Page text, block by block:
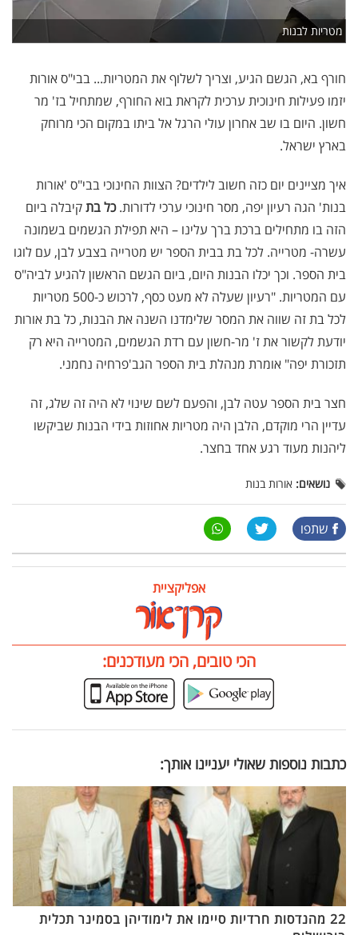
מטריות לבנות
חורף בא, הגשם הגיע, וצריך לשלוף את המטריות... בבי"ס אורות
יזמו פעילות חינוכית ערכית לקראת בוא החורף, שמתחיל בז' מר
חשון. היום בו שב אחרון עולי הרגל אל ביתו במקום הכי מרוחק
בארץ ישראל.
איך מציינים יום כזה חשוב לילדים? הצוות החינוכי בבי"ס 'אורות
בנות' הגה רעיון יפה, מסר חינוכי ערכי לדורות.כל בתקיבלה ביום
הזה בו מתחילים ברכת ברך עלינו – היא תפילת הגשמים בשמונה
עשרה- מטרייה. לכל בת בבית הספר יש מטרייה בצבע לבן, עם לוגו
בית הספר. וכך יכלו הבנות היום, ביום הגשם הראשון להגיע לביה"ס
עם המטריות. "רעיון שעלה לא מעט כסף, לרכוש כ-500 מטריות
לכל בת זה שווה את המסר שלימדנו השנה את הבנות, כל בת אורות
יודעת לקשור את ז' מר-חשון עם רדת הגשמים, המטרייה היא רק
תזכורת יפה" אומרת מנהלת בית הספר הגב'פרחיה נחמני.
חצר בית הספר עטה לבן, והפעם לשם שינוי לא היה זה שלג, זה
עדיין הרי מוקדם, הלבן היה מטריות אחוזות בידי הבנות שביקשו
ליהנות מעוד רגע אחד בחצר.
נושאים: אורות בנות
שתפו
אפליקציית
הכי טובים, הכי מעודכנים:
כתבות נוספות שאולי יעניינו אותך:
22 מהנדסות חרדיות סיימו את לימודיהן בסמינר תכלית